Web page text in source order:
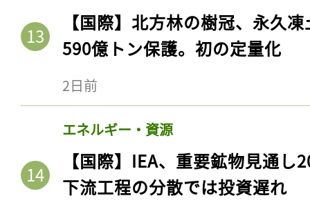
【国際】北方林の樹冠、永久
590億トン保護。初の定量化
2日前
エネルギー・資源
【国際】IEA、重要鉱物見通
下流工程の分散では投資遅れ